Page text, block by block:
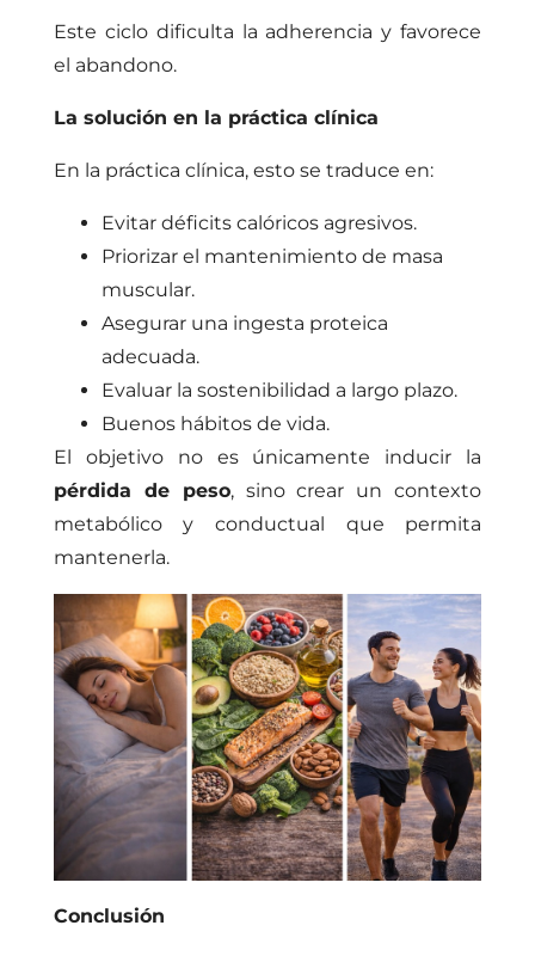
Este ciclo dificulta la adherencia y favorece
el abandono.
La solución en la práctica clínica
En la práctica clínica, esto se traduce en:
Evitar déficits calóricos agresivos.
Priorizar el mantenimiento de masa
muscular.
Asegurar una ingesta proteica
adecuada.
Evaluar la sostenibilidad a largo plazo.
Buenos hábitos de vida.
El objetivo no es únicamente inducir la
pérdida de peso, sino crear un contexto
metabólico y conductual que permita
mantenerla.
Conclusión